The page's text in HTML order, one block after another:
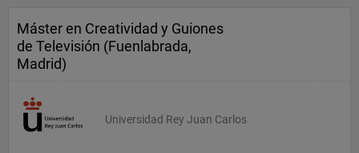
Máster en Creatividad y Guiones
de Televisión (Fuenlabrada,
Madrid)
Universidad Rey Juan Carlos